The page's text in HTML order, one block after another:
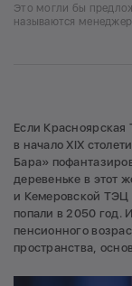
Это могли бы
называются
Если
в начало XIX
Бара»
деревеньке в этот
и Кемеровской
попали в 2050 год.
пенсионного
пространства,